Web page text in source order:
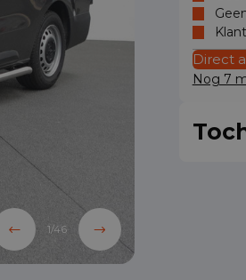
1/46
Direct
Nog 7